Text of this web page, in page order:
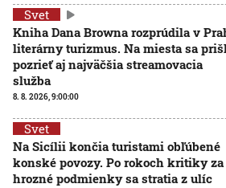
Svet
Kniha Dana Browna rozprúdila v
literárny turizmus. Na miesta sa
pozrieť aj najväčšia streamovacia
služba
8. 8. 2026, 9:00:00
Svet
Na Sicílii končia turistami obľúbené
konské povozy. Po rokoch kritiky za
hrozné podmienky sa stratia z ulíc